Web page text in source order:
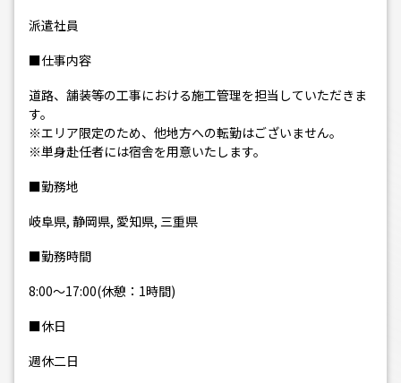
派遣社員
■仕事内容
道路、舗装等の工事における施工管理を担当していただきま
す。
※エリア限定のため、他地方への転勤はございません。
※単身赴任者には宿舎を用意いたします。
■勤務地
岐阜県, 静岡県, 愛知県, 三重県
■勤務時間
8:00〜17:00(休憩：1時間)
■休日
週休二日